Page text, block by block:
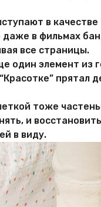
в
в фильмах
все страницы.
один элемент из
прятал
тоже
и
в виду.